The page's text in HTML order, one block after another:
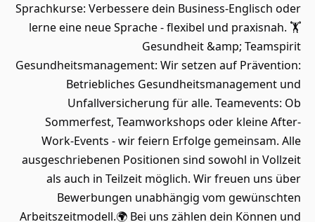
Sprachkurse: Verbessere dein Business-Englisch oder
lerne eine neue Sprache - flexibel und praxisnah. 🏋️
Gesundheit &amp; Teamspirit
Gesundheitsmanagement: Wir setzen auf Prävention:
Betriebliches Gesundheitsmanagement und
Unfallversicherung für alle. Teamevents: Ob
Sommerfest, Teamworkshops oder kleine After-
Work-Events - wir feiern Erfolge gemeinsam. Alle
ausgeschriebenen Positionen sind sowohl in Vollzeit
als auch in Teilzeit möglich. Wir freuen uns über
Bewerbungen unabhängig vom gewünschten
Arbeitszeitmodell.🌍 Bei uns zählen dein Können und